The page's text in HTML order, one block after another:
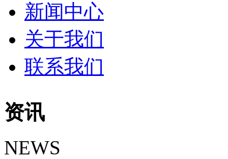
新闻中心
关于我们
联系我们
资讯
NEWS